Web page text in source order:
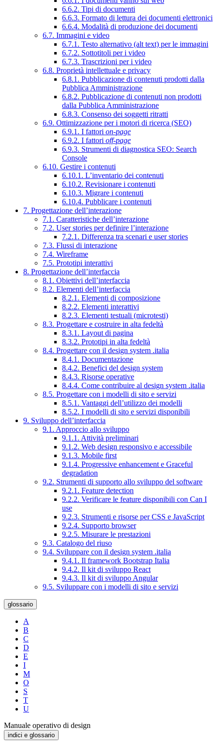
6.6.2. Tipi di documenti
6.6.3. Formato di lettura dei documenti elettronici
6.6.4. Modalità di produzione dei documenti
6.7. Immagini e video
6.7.1. Testo alternativo (alt text) per le immagini
6.7.2. Sottotitoli per i video
6.7.3. Trascrizioni per i video
6.8. Proprietà intellettuale e privacy
6.8.1. Pubblicazione di contenuti prodotti dalla
Pubblica Amministrazione
6.8.2. Pubblicazione di contenuti non prodotti
dalla Pubblica Amministrazione
6.8.3. Consenso dei soggetti ritratti
6.9. Ottimizzazione per i motori di ricerca (SEO)
6.9.1. I fattori on-page
6.9.2. I fattori off-page
6.9.3. Strumenti di diagnostica SEO: Search
Console
6.10. Gestire i contenuti
6.10.1. L’inventario dei contenuti
6.10.2. Revisionare i contenuti
6.10.3. Migrare i contenuti
6.10.4. Pubblicare i contenuti
7. Progettazione dell’interazione
7.1. Caratteristiche dell’interazione
7.2. User stories per definire l’interazione
7.2.1. Differenza tra scenari e user stories
7.3. Flussi di interazione
7.4. Wireframe
7.5. Prototipi interattivi
8. Progettazione dell’interfaccia
8.1. Obiettivi dell’interfaccia
8.2. Elementi dell’interfaccia
8.2.1. Elementi di composizione
8.2.2. Elementi interattivi
8.2.3. Elementi testuali (microtesti)
8.3. Progettare e costruire in alta fedeltà
8.3.1. Layout di pagina
8.3.2. Prototipi in alta fedeltà
8.4. Progettare con il design system .italia
8.4.1. Documentazione
8.4.2. Benefici del design system
8.4.3. Risorse operative
8.4.4. Come contribuire al design system .italia
8.5. Progettare con i modelli di sito e servizi
8.5.1. Vantaggi dell’utilizzo dei modelli
8.5.2. I modelli di sito e servizi disponibili
9. Sviluppo dell’interfaccia
9.1. Approccio allo sviluppo
9.1.1. Attività preliminari
9.1.2. Web design responsivo e accessibile
9.1.3. Mobile first
9.1.4. Progressive enhancement e Graceful
degradation
9.2. Strumenti di supporto allo sviluppo del software
9.2.1. Feature detection
9.2.2. Verificare le feature disponibili con Can I
use
9.2.3. Strumenti e risorse per CSS e JavaScript
9.2.4. Supporto browser
9.2.5. Misurare le prestazioni
9.3. Catalogo del riuso
9.4. Sviluppare con il design system .italia
9.4.1. Il framework Bootstrap Italia
9.4.2. Il kit di sviluppo React
9.4.3. Il kit di sviluppo Angular
9.5. Sviluppare con i modelli di sito e servizi
glossario
A
B
C
D
E
I
M
O
S
T
U
Manuale operativo di design
indici e glossario